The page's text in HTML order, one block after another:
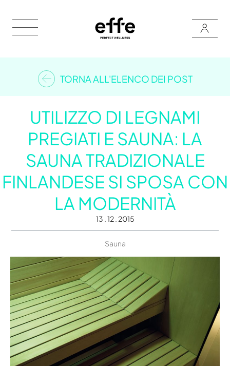
TORNA ALL'ELENCO DEI POST
UTILIZZO DI LEGNAMI
PREGIATI E SAUNA: LA
SAUNA TRADIZIONALE
FINLANDESE SI SPOSA CON
LA MODERNITÀ
13 . 12 . 2015
Sauna